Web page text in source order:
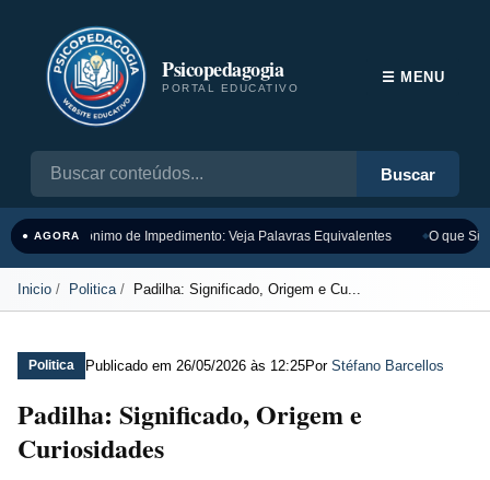
Psicopedagogia
PORTAL EDUCATIVO
Buscar
☰ MENU
● AGORASinônimo de Impedimento: Veja Palavras Equivalentes O que
Inicio Politica Padilha: Significado, Origem e Cu...
Politica Publicado em 26/05/2026 às 12:25Por Stéfano Barcellos
Padilha: Significado, Origem e
Curiosidades